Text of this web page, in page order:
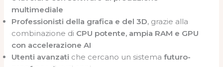
multimediale
Professionisti della grafica e del 3D, grazie alla
combinazione di CPU potente, ampia RAM e GPU
con accelerazione AI
Utenti avanzati che cercano un sistemafuturo-